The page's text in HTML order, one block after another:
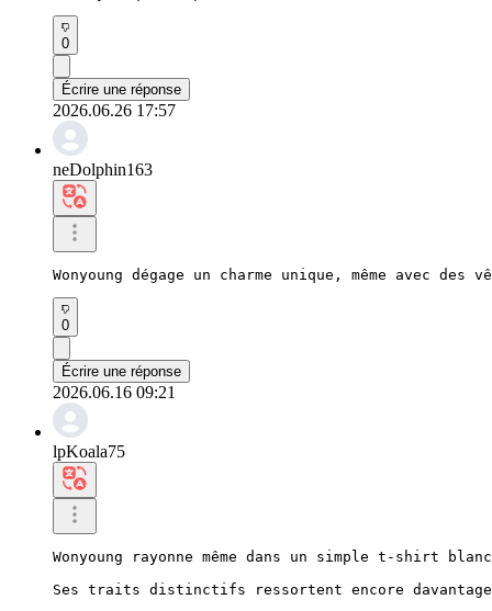
0
Écrire une réponse
2026.06.26 17:57
neDolphin163
Wonyoung dégage un charme unique, même avec
0
Écrire une réponse
2026.06.16 09:21
lpKoala75
Wonyoung rayonne même dans un simple t-shirt
Ses traits distinctifs ressortent encore davantage